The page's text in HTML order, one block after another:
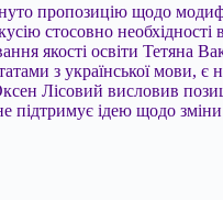
пропозицію щодо
стосовно
якості освіти Тетяна
з української
Лісовий висловив
ідею щодо зміни